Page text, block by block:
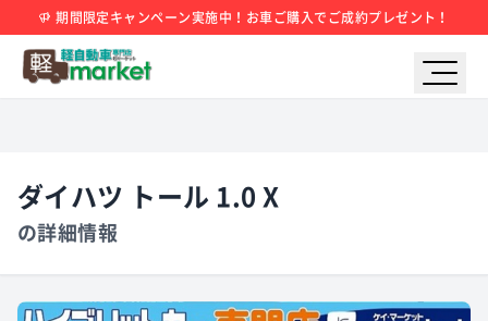
期間限定キャンペーン実施中！お車ご購入でご成約プレゼント！
ダイハツ トール 1.0 X
の詳細情報